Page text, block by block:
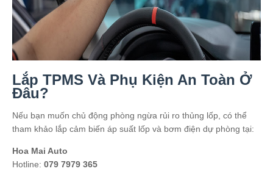
Lắp TPMS Và Phụ Kiện An Toàn Ở
Đâu?
Nếu bạn muốn chủ động phòng ngừa rủi ro thủng lốp, có thể
tham khảo lắp cảm biến áp suất lốp và bơm điện dự phòng tại:
Hoa Mai Auto
Hotline: 079 7979 365